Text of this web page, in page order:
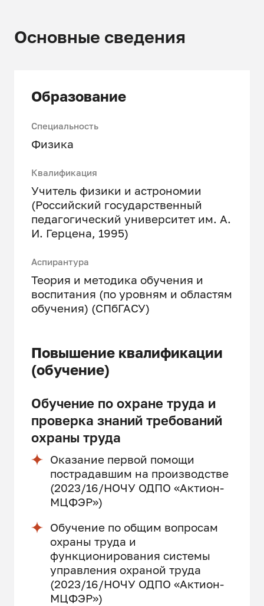
Основные сведения
Образование
Специальность
Физика
Квалификация
Учитель физики и астрономии
(Российский государственный
педагогический университет им. А.
И. Герцена, 1995)
Аспирантура
Теория и методика обучения и
воспитания (по уровням и областям
обучения) (СПбГАСУ)
Повышение квалификации
(обучение)
Обучение по охране труда и
проверка знаний требований
охраны труда
Оказание первой помощи
пострадавшим на производстве
(2023/16/НОЧУ ОДПО «Актион-
МЦФЭР»)
Обучение по общим вопросам
охраны труда и
функционирования системы
управления охраной труда
(2023/16/НОЧУ ОДПО «Актион-
МЦФЭР»)